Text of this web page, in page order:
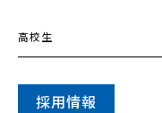
高校生
採用情報